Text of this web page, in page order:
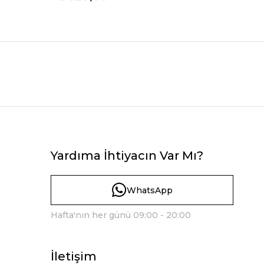
Yardıma İhtiyacın Var Mı?
WhatsApp
Hafta'nın her günü 09:00 - 20:00
İletişim